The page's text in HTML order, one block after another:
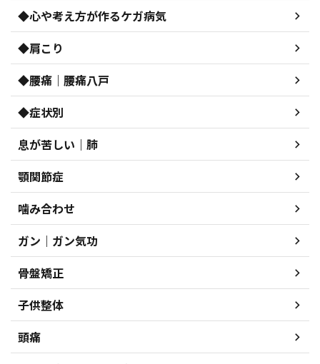
◆心や考え方が作るケガ病気
◆肩こり
◆腰痛｜腰痛八戸
◆症状別
息が苦しい｜肺
顎関節症
噛み合わせ
ガン｜ガン気功
骨盤矯正
子供整体
頭痛